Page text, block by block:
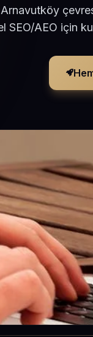
SEO/AEO için